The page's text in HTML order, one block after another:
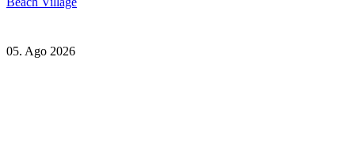
05. Ago 2026